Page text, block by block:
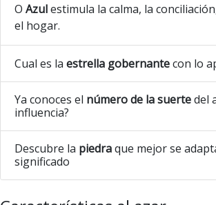
O Azulestimula la calma, la
el hogar.
Cual es la estrella gobernantecon lo
Ya conoces el número de la suertedel
influencia?
Descubre la piedraque mejor se
significado